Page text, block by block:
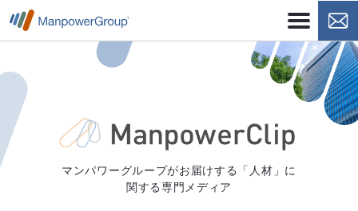
マンパワーグループがお届けする「人材」に
関する専門メディア